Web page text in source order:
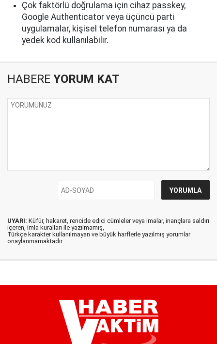
Çok faktörlü doğrulama için cihaz passkey,
Google Authenticator veya üçüncü parti
uygulamalar, kişisel telefon numarası ya da
yedek kod kullanılabilir.
HABERE YORUM KAT
UYARI: Küfür, hakaret, rencide edici cümleler veya imalar, inançlara saldırı
içeren, imla kuralları ile yazılmamış,
Türkçe karakter kullanılmayan ve büyük harflerle yazılmış yorumlar
onaylanmamaktadır.